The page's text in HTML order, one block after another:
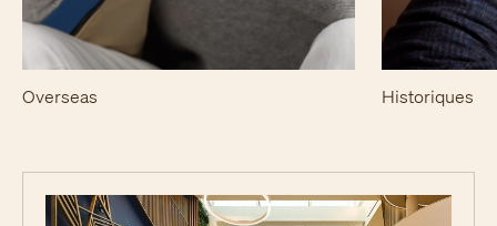
Overseas Historiques